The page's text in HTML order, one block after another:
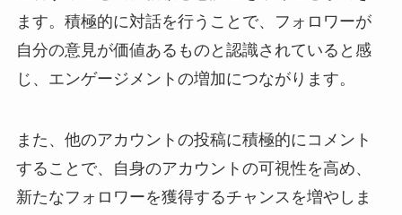
ます。積極的に対話を行うことで、フォロワーが
自分の意見が価値あるものと認識されていると感
じ、エンゲージメントの増加につながります。
また、他のアカウントの投稿に積極的にコメント
することで、自身のアカウントの可視性を高め、
新たなフォロワーを獲得するチャンスを増やしま